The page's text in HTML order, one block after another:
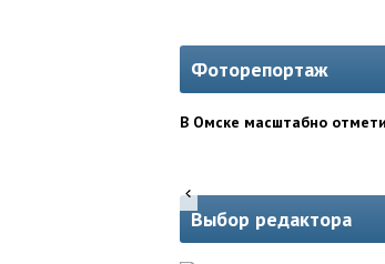
Фоторепортаж
В Омске масштабно
Выбор редактора